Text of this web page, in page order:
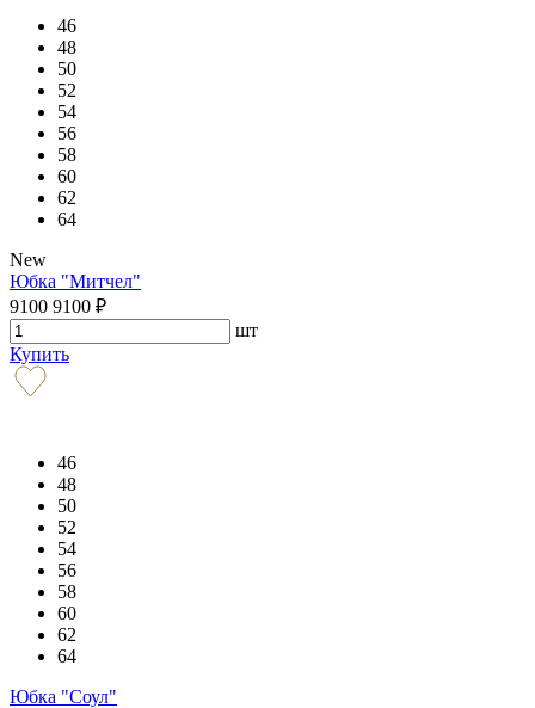
46
48
50
52
54
56
58
60
62
64
New
Юбка "Митчел"
9100 9100 ₽
шт
Купить
46
48
50
52
54
56
58
60
62
64
Юбка "Соул"